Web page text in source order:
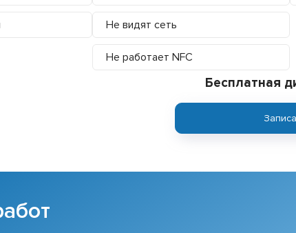
Не видят сеть
Не работает NFC
Бесплатная